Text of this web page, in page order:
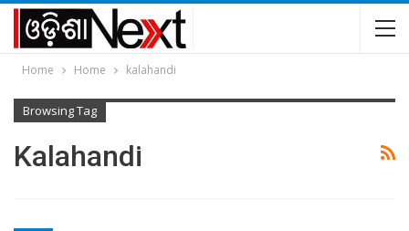
Home Home kalahandi
Browsing Tag
Kalahandi